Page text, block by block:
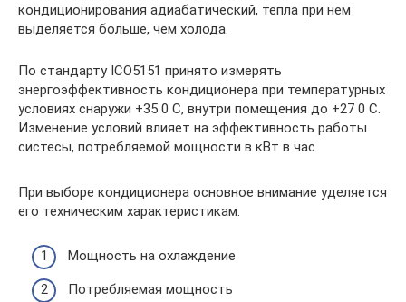
кондиционирования адиабатический, тепла при нем
выделяется больше, чем холода.
По стандарту ICO5151 принято измерять
энергоэффективность кондиционера при температурных
условиях снаружи +35 0 С, внутри помещения до +27 0 С.
Изменение условий влияет на эффективность работы
систесы, потребляемой мощности в кВт в час.
При выборе кондиционера основное внимание уделяется
его техническим характеристикам:
Мощность на охлаждение
Потребляемая мощность